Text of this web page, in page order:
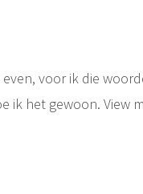
voor ik die
ik het gewoon. View